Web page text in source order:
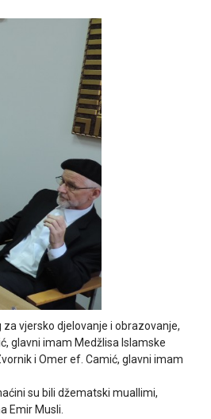
vjersko djelovanje i obrazovanje,
glavni imam Medžlisa Islamske
i Omer ef. Camić, glavni imam
su bili džematski muallimi,
Emir Musli.